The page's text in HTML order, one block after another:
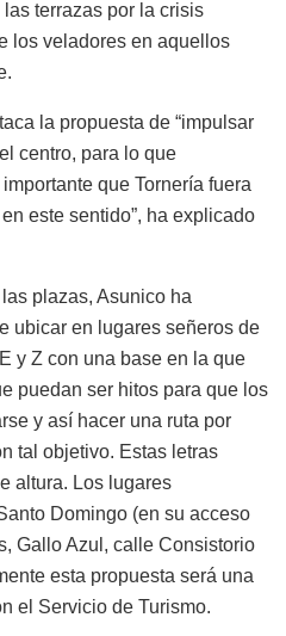
terrazas por la crisis
los veladores en aquellos
la propuesta de “impulsar
centro, para lo que
que Tornería fuera
este sentido”, ha explicado
plazas, Asunico ha
ubicar en lugares señeros de
y Z con una base en la que
puedan ser hitos para que los
y así hacer una ruta por
tal objetivo. Estas letras
altura. Los lugares
Domingo (en su acceso
Gallo Azul, calle Consistorio
esta propuesta será una
el Servicio de Turismo.